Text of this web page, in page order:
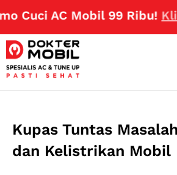
AC Mobil 99 Ribu!Klik
Kupas Tuntas
dan Kelistrikan Mobil